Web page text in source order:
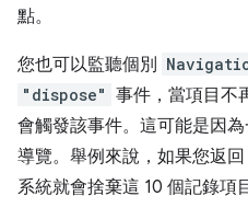
點。
您也可以監聽個別
"dispose" 事件，當項目不
會觸發該事件。這可能是因
導覽。舉例來說，如果您返
系統就會捨棄這 10 個記錄項